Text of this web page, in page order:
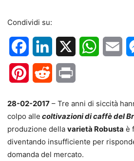
Condividi su:
FacebookLinkedIn
PinterestReddit
28-02-2017 – Tre anni di siccità
colpo alle coltivazioni di caffè del
produzione della varietà Robusta è
diventando insufficiente per
domanda del mercato.